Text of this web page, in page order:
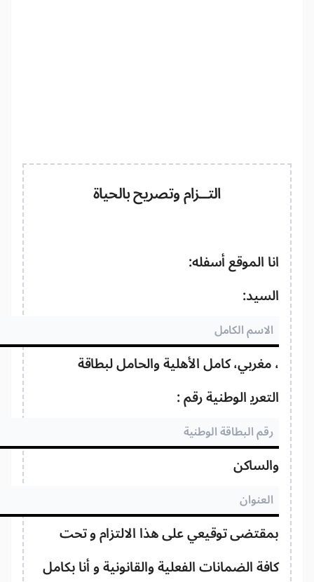
التــزام وتصريح بالحياة
الموقع أسفله:
كامل الأهلية والحامل لبطاقة
الوطنية رقم :
توقيعي على هذا الالتزام و تحت
الضمانات الفعلية والقانونية و أنا بكامل